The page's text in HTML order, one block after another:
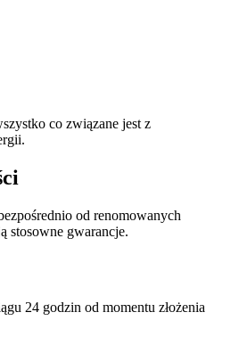
co związane jest z
od renomowanych
stosowne gwarancje.
24 godzin od momentu złożenia